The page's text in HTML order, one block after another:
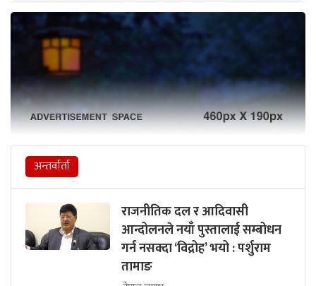
अन्तर्वार्ता
राजनीतिक दल र आदिवासी
आन्दोलनले नयाँ पुस्तालाई सम्बोधन
गर्न नसक्दा ‘विद्रोह’ भयो : पर्शुराम
तामाङ